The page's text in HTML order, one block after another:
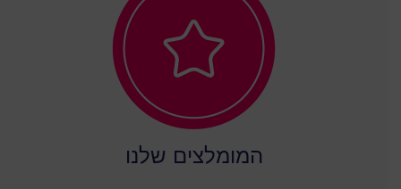
המומלצים שלנו